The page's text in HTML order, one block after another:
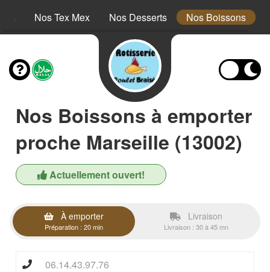
Nos Tex Mex Nos Desserts Nos Boissons
Nos Boissons à emporter
proche Marseille (13002)
Actuellement ouvert!
À emporter
Préparation : 20 min
Livraison
Livraison : 30 à 45 mn
06.14.43.97.76